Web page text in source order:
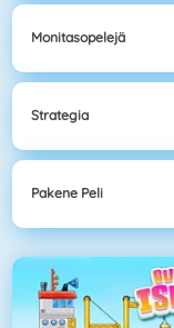
Monitasopelejä
Strategia
Pakene Peli